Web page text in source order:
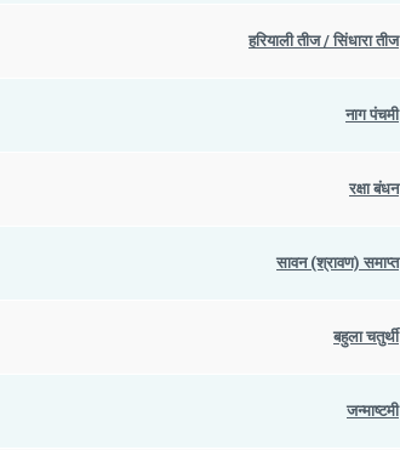
हरियाली तीज / सिंधारा तीज
नाग पंचमी
रक्षा बंधन
सावन (श्रावण) समाप्त
बहुला चतुर्थी
जन्माष्टमी